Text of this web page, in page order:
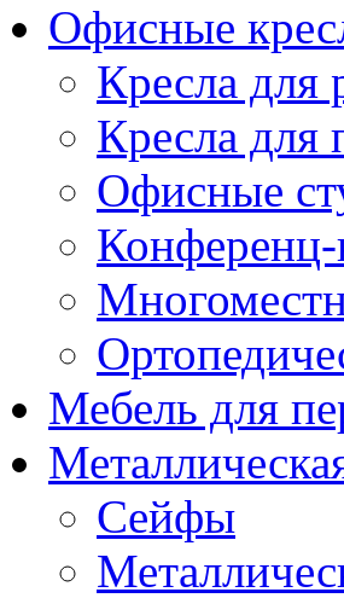
Офисные
Кресла для
Кресла для
Офисные
Конференц-
Мебель для
Сейфы